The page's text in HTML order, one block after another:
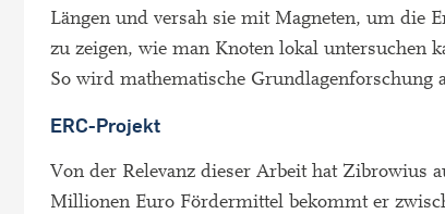
Längen und versah sie mit Magneten, um die
zu zeigen, wie man Knoten lokal untersuchen
So wird mathematische Grundlagenforschung
ERC-Projekt
Von der Relevanz dieser Arbeit hat Zibrowius
Millionen Euro Fördermittel bekommt er